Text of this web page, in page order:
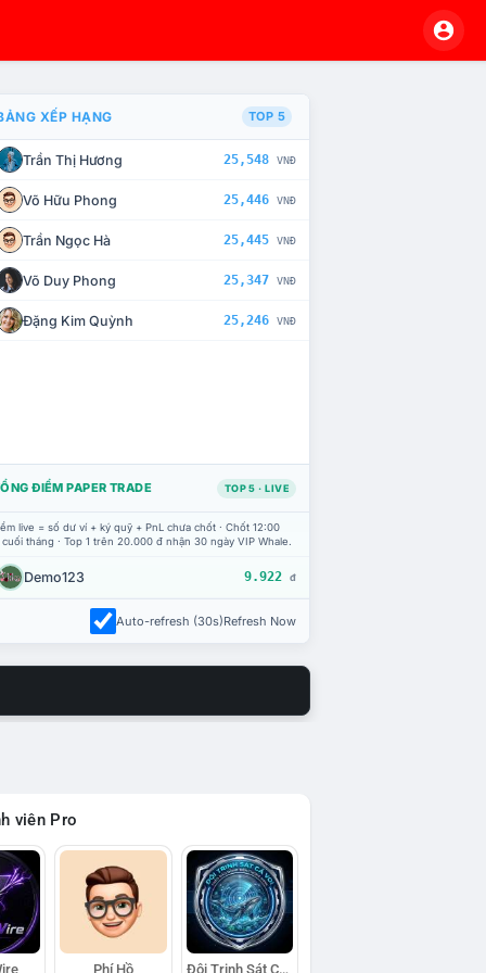
CHẾ TÀI XỬ LÝ VI PHẠM
XẾP HẠNG TOP 5
Trần Thị Hương 25,548 VNĐ
Võ Hữu Phong 25,446 VNĐ
Trần Ngọc Hà 25,445 VNĐ
Võ Duy Phong 25,347 VNĐ
Đặng Kim Quỳnh 25,246 VNĐ
ĐIỂM PAPER TRADE TOP 5 · LIVE
live = số dư ví + ký quỹ + PnL chưa chốt · Chốt 12:00
tháng · Top 1 trên 20.000 đ nhận 30 ngày VIP Whale.
Demo123 9.922 đ
Auto-refresh (30s)Refresh Now
viên Pro
Phí Hồ Đội Trinh Sát Cá Voi